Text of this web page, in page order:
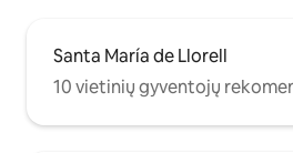
Santa María de Llorell
10 vietinių gyventojų